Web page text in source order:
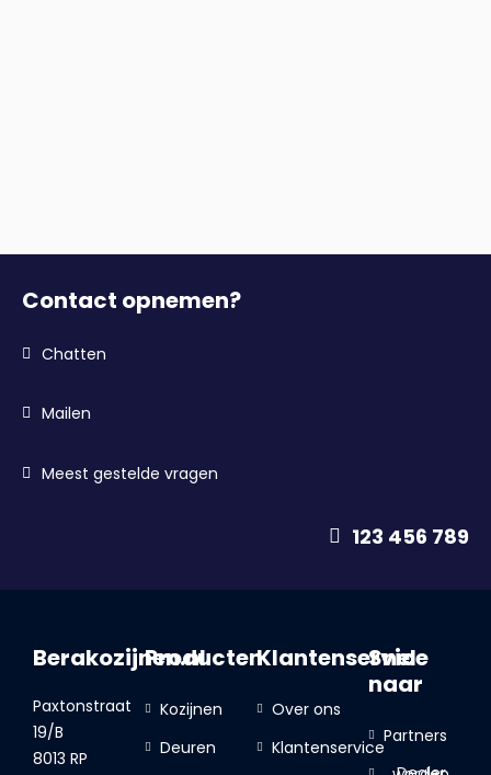
Contact opnemen?
Chatten
Mailen
Meest gestelde vragen
123 456 789
Berakozijnen.nl
Paxtonstraat
19/B
8013 RP
Producten
Kozijnen
Deuren
Klantenservice
Over ons
Klantenservice
Snel
naar
Partners